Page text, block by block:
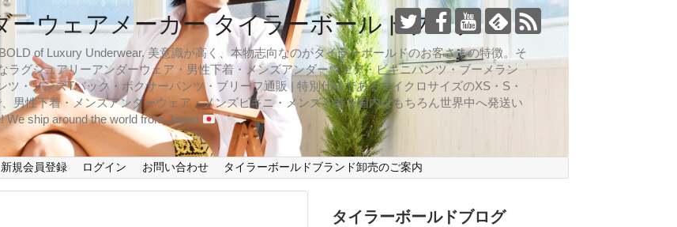
ーウェアメーカー タイラーボールドブログ
of Luxury Underwear. 美意識が高く、本物志向なのがタイラーボールドのお客さまの特徴。そ
ラグジュアリーアンダーウェア・男性下着・メンズアンダーウェア・ビキニパンツ・ブーメラン
・メンズTバック・ボクサーパンツ・ブリーフ通販 | 特別仕様であるマイクロサイズのXS・S・
男性下着・メンズアンダーウェア・メンズビキニ・メンズ下着を国内はもちろん世界中へ発送い
ship around the world from Japan
新規会員登録 ログイン お問い合わせ タイラーボールドブランド卸売のご案内
タイラーボールドブログ